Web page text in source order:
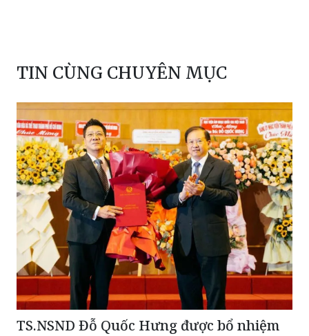
TIN CÙNG CHUYÊN MỤC
TS.NSND Đỗ Quốc Hưng được bổ nhiệm